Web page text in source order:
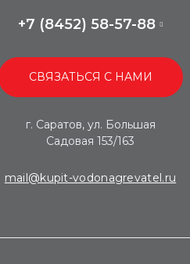
+7 (8452) 58-57-88
СВЯЗАТЬСЯ С НАМИ
г. Саратов, ул. Большая
Садовая 153/163
mail@kupit-vodonagrevatel.ru